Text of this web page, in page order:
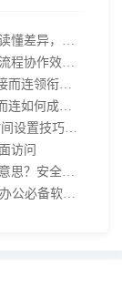
即时通讯与即时通信：别再混淆！一文读懂差异，接而连适配企业协作需求
破解内部协同困局：接而连助力团队全流程协作效率翻倍
企业内部办公 IM 合集：高效协作利器接而连领衔推荐
企业 IM 选型指南：从安全到效率，接而连如何成为中大型企业首选
不再尴尬，IM即时通讯软件飞书撤回时间设置技巧分享
访问
政企即时通讯沟通软件阅后即焚是什么意思？安全聊天软件介绍
企业内网即时通讯软件排行榜 6 款内网办公必备软件介绍